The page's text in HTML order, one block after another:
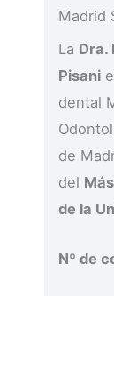
Madrid
La Dra.
Pisani
dental
de
del
de la
Nº de